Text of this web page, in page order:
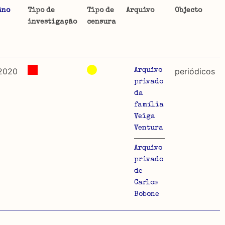
uma
Tipo de
investigação
Tipo de
censura
Arquivo Objecto
Arquivo
privado
da
família
Veiga
Ventura
Arquivo
privado
de
Carlos
Bobone
periódicos